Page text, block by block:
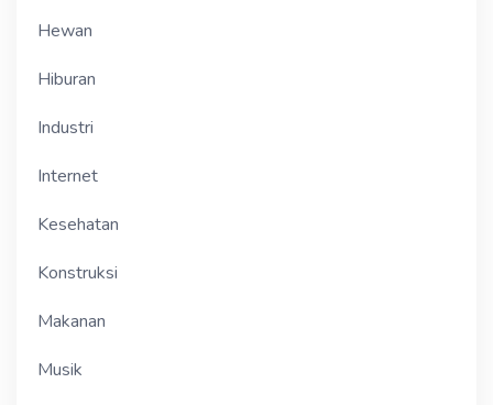
Hewan
Hiburan
Industri
Internet
Kesehatan
Konstruksi
Makanan
Musik